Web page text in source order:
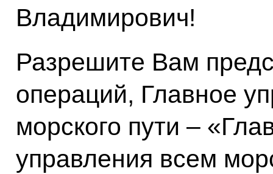
Владимирович!
Разрешите Вам
операций, Главное
морского пути –
управления всем